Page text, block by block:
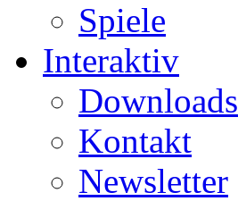
Spiele
Interaktiv
Downloads
Kontakt
Newsletter